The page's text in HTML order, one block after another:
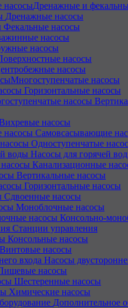
Дренажные и
Дренажные насосы
Фекальные насосы
насосы
насосы
насосы
насосы
Многоступенчатые насосы
Горизонтальные насосы
насосы
Самовсасывающие
Одноступенчатые
Насосы для горячей
Канализационные
Вертикальные насосы
Горизонтальные насосы
Сдвоенные насосы
Моноблочные насосы
Консольно-
Станции управления
Консольные насосы
Винтовые насосы
Насосы
насосы
Шестеренные насосы
Химические насосы
Дополнительное